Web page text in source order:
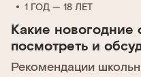
1 ГОД — 18 ЛЕТ
Какие новогодние
посмотреть и
Рекомендации